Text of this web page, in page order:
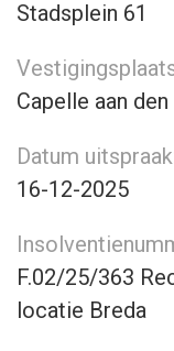
Stadsplein 61
Capelle aan
Datum
16-12-2025
F.02/25/363
locatie Breda